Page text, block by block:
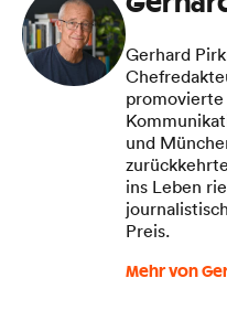
Gerhard
und
ins Leben
Preis.
Mehr von